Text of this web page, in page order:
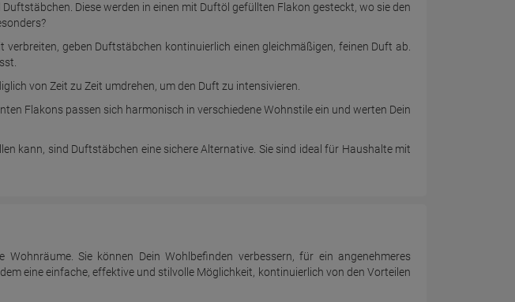
Diese werden in einen mit Duftöl gefüllten Flakon gesteckt, wo sie den
geben Duftstäbchen kontinuierlich einen gleichmäßigen, feinen Duft ab.
von Zeit zu Zeit umdrehen, um den Duft zu intensivieren.
Flakons passen sich harmonisch in verschiedene Wohnstile ein und werten Dein
kann, sind Duftstäbchen eine sichere Alternative. Sie sind ideal für Haushalte mit
Sie können Dein Wohlbefinden verbessern, für ein angenehmeres
eine einfache, effektive und stilvolle Möglichkeit, kontinuierlich von den Vorteilen